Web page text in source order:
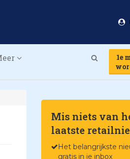
1e
Mis niets van
laatste
Het belangrijkste
gratis in je inbox